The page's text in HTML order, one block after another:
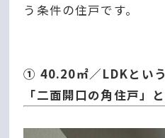
う条件の住戸です。
① 40.20㎡／LDKとい
「二面開口の角住戸」